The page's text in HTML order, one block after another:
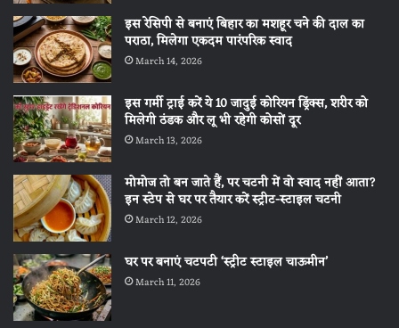
इस रेसिपी से बनाएं बिहार का मशहूर चने की दाल का
पराठा, मिलेगा एकदम पारंपरिक स्वाद
March 14, 2026
इस गर्मी ट्राई करें ये 10 जादुई कोरियन ड्रिंक्स, शरीर को
मिलेगी ठंडक और लू भी रहेगी कोसों दूर
March 13, 2026
मोमोज तो बन जाते हैं, पर चटनी में वो स्वाद नहीं आता?
इन स्टेप से घर पर तैयार करें स्ट्रीट-स्टाइल चटनी
March 12, 2026
घर पर बनाएं चटपटी ‘स्ट्रीट स्टाइल चाऊमीन’
March 11, 2026